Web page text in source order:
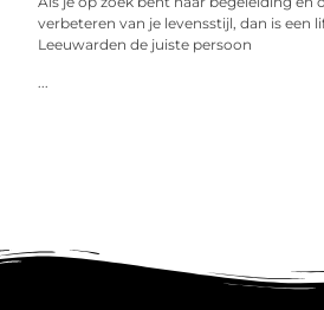
verbeteren van je levensstijl, dan is een
Leeuwarden de juiste persoon
...